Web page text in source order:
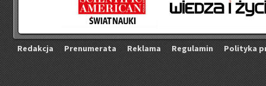
Re­dak­cja Pre­nu­me­ra­ta Re­kla­ma Re­gu­la­min Po­li­ty­ka